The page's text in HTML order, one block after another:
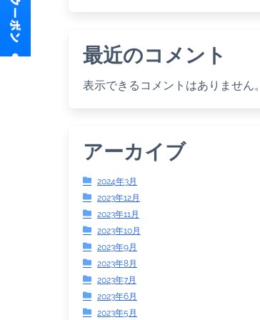
最近のコメント
表示できるコメントはありません。
アーカイブ
2024年3月
2023年12月
2023年11月
2023年10月
2023年9月
2023年8月
2023年7月
2023年6月
2023年5月